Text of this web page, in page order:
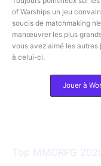
of Warships un jeu
soucis de matchmaking
manœuvrer les plus
vous avez aimé les
à celui-ci.
Jouer à
Top MMORPG